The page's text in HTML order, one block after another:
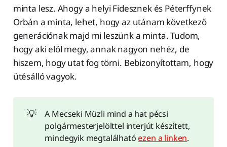
minta lesz. Ahogy a helyi Fidesznek és Péterffynek
Orbán a minta, lehet, hogy az utánam következő
generációnak majd mi leszünk a minta. Tudom,
hogy aki elöl megy, annak nagyon nehéz, de
hiszem, hogy utat fog törni. Bebizonyítottam, hogy
ütésálló vagyok.
💡
A Mecseki Müzli mind a hat pécsi
polgármesterjelölttel interjút készített,
mindegyik megtalálható ezen a linken.